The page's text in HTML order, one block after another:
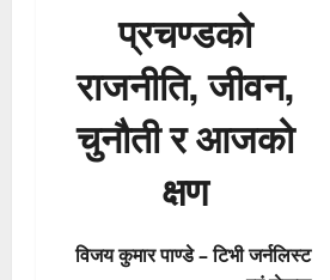
प्रचण्डको
राजनीति, जीवन,
चुनौती र आजको
क्षण
विजय कुमार पाण्डे – टिभी जर्नलिस्ट